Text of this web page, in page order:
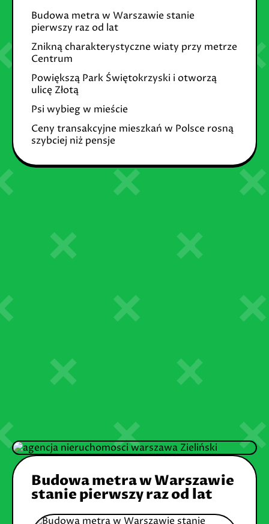
Budowa metra w Warszawie stanie
pierwszy raz od lat
Znikną charakterystyczne wiaty przy metrze
Centrum
Powiększą Park Świętokrzyski i otworzą
ulicę Złotą
Psi wybieg w mieście
Ceny transakcyjne mieszkań w Polsce rosną
szybciej niż pensje
Budowa metra w Warszawie
stanie pierwszy raz od lat